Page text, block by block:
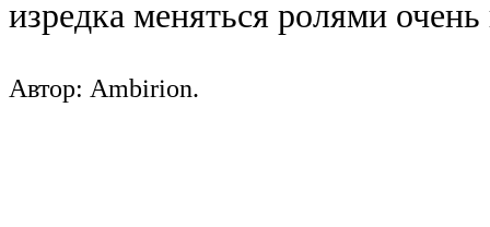
изредка меняться ролями
Автор: Ambirion.